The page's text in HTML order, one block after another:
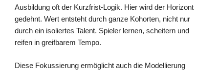
Ausbildung oft der Kurzfrist-Logik. Hier wird der Horizont
gedehnt. Wert entsteht durch ganze Kohorten, nicht nur
durch ein isoliertes Talent. Spieler lernen, scheitern und
reifen in greifbarem Tempo.
Diese Fokussierung ermöglicht auch die Modellierung